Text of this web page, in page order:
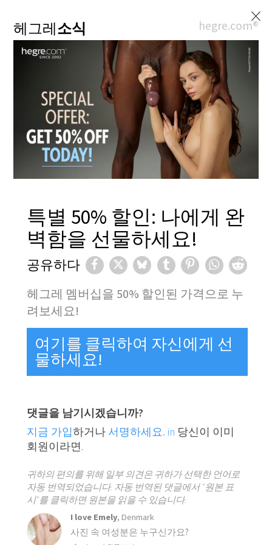
×
헤그레소식 hegre.com®
특별 50% 할인: 나에게 완
벽함을 선물하세요!
공유하다
헤그레 멤버십을 50% 할인된 가격으로 누
려보세요!
여기를 클릭하여 자신에게 선
물하세요!
댓글을 남기시겠습니까?
지금 가입하거나 서명하세요. in 당신이 이미
회원이라면.
귀하의 편의를 위해 일부 의견은 귀하가 선택한 언어로
자동 번역되었습니다. 자동 번역된 댓글에서 "원본 표
시"를 클릭하면 원본을 읽을 수 있습니다.
I love Emely, Denmark
사진 속 여성분은 누구신가요?